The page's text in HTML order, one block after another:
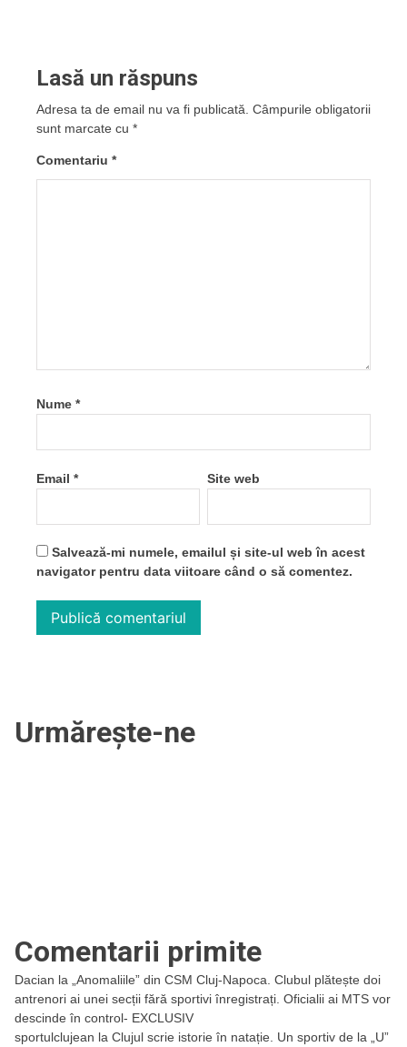
Lasă un răspuns
Adresa ta de email nu va fi publicată. Câmpurile obligatorii
sunt marcate cu *
Comentariu *
Nume *
Email * Site web
Salvează-mi numele, emailul și site-ul web în acest
navigator pentru data viitoare când o să comentez.
Urmărește-ne
Comentarii primite
Dacian la
„Anomaliile” din CSM Cluj-Napoca. Clubul plătește doi
antrenori ai unei secții fără sportivi înregistrați. Oficialii ai MTS vor
descinde în control- EXCLUSIV
sportulclujean la Clujul scrie istorie în natație. Un sportiv de la „U”